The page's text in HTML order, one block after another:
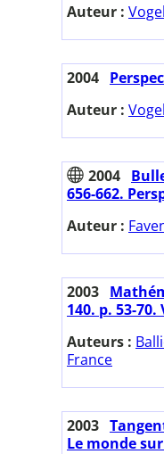
Auteur :
2004
Auteur :
2004
656-662.
Auteur :
2003
140. p. 53-
Auteurs :
France
2003
Le monde